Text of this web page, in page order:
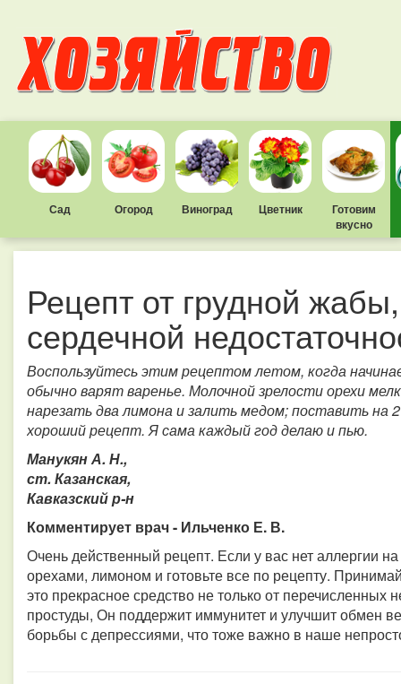
Сад Огород Виноград Цветник
Готовим
вкусно
Рецепт от грудной
сердечной
Воспользуйтесь этим рецептом летом, когда
обычно варят варенье. Молочной зрелости орехи
нарезать два лимона и залить медом; поставить на
хороший рецепт. Я сама каждый год делаю и пью.
Манукян А. Н.,
ст. Казанская,
Кавказский р-н
Комментирует врач - Ильченко Е. В.
Очень действенный рецепт. Если у вас нет аллергии
орехами, лимоном и готовьте все по рецепту.
это прекрасное средство не только от перечисленных
простуды, Он поддержит иммунитет и улучшит обмен
борьбы с депрессиями, что тоже важно в наше